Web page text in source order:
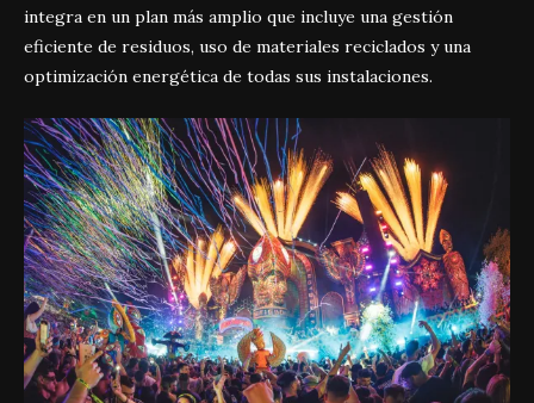
integra en un plan más amplio que incluye una gestión
eficiente de residuos, uso de materiales reciclados y una
optimización energética de todas sus instalaciones.